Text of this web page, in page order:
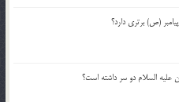
(ص) برتری دارد؟
علیه السلام دو سر داشته است؟